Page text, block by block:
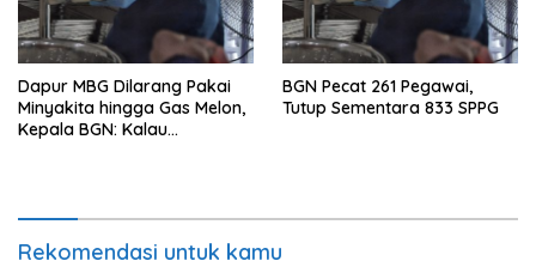
Dapur MBG Dilarang Pakai
Minyakita hingga Gas Melon,
Kepala BGN: Kalau
BGN Pecat 261 Pegawai,
Tutup Sementara 833 SPPG
Rekomendasi untuk kamu